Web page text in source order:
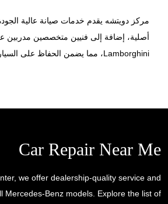
مركز دويتشه يقدم خدمات صيانة عالية
أصلية، إضافة إلى فنيين متخصصين مدربين
Lamborghini، مما يضمن الحفاظ على السيارة بأفضل حالة ممكنة.
Car Repair Near Me
we offer dealership-quality service and
Mercedes-Benz models. Explore the list of